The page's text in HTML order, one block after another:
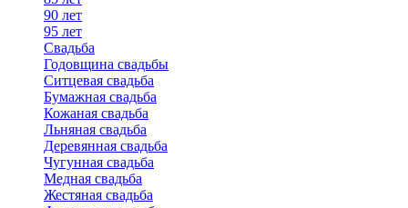
90 лет
95 лет
Свадьба
Годовщина свадьбы
Ситцевая свадьба
Бумажная свадьба
Кожаная свадьба
Льняная свадьба
Деревянная свадьба
Чугунная свадьба
Медная свадьба
Жестяная свадьба